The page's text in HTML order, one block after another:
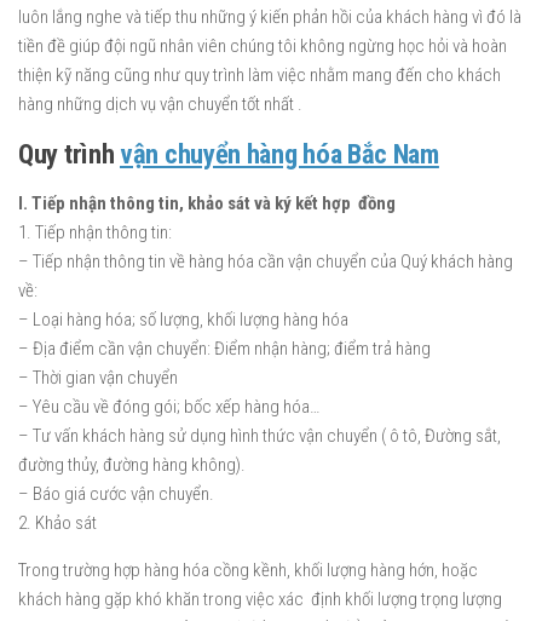
luôn lắng nghe và tiếp thu những ý kiến phản hồi của khách hàng vì đó là
tiền đề giúp đội ngũ nhân viên chúng tôi không ngừng học hỏi và hoàn
thiện kỹ năng cũng như quy trình làm việc nhằm mang đến cho khách
hàng những dịch vụ vận chuyển tốt nhất .
Quy trình vận chuyển hàng hóa Bắc Nam
I. Tiếp nhận thông tin, khảo sát và ký kết hợp đồng
1. Tiếp nhận thông tin:
– Tiếp nhận thông tin về hàng hóa cần vận chuyển của Quý khách hàng
về:
– Loại hàng hóa; số lượng, khối lượng hàng hóa
– Địa điểm cần vận chuyển: Điểm nhận hàng; điểm trả hàng
– Thời gian vận chuyển
– Yêu cầu về đóng gói; bốc xếp hàng hóa…
– Tư vấn khách hàng sử dụng hình thức vận chuyển ( ô tô, Đường sắt,
đường thủy, đường hàng không).
– Báo giá cước vận chuyển.
2. Khảo sát
Trong trường hợp hàng hóa cồng kềnh, khối lượng hàng hớn, hoặc
khách hàng gặp khó khăn trong việc xác định khối lượng trọng lượng